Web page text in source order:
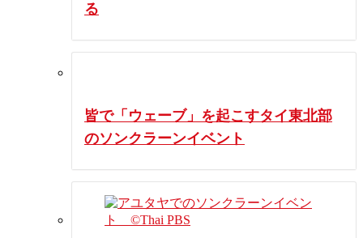
る
皆で「ウェーブ」を起こすタイ東北部
のソンクラーンイベント